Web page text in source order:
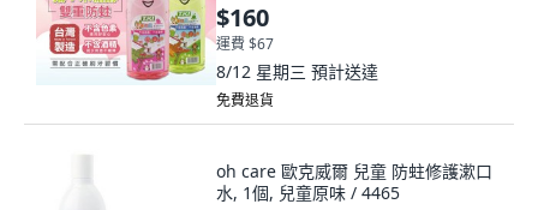
$160
運費 $67
8/12 星期三 預計送達
免費退貨
oh care 歐克威爾 兒童 防蛀修護漱口
水, 1個, 兒童原味 / 4465